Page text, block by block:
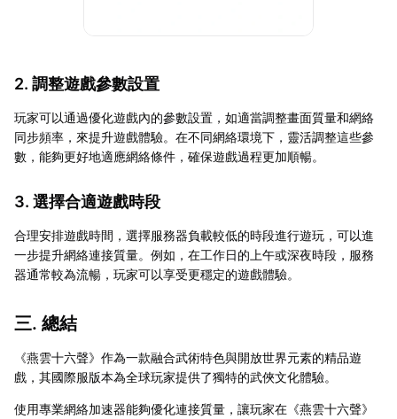
2. 調整遊戲參數設置
玩家可以通過優化遊戲內的參數設置，如適當調整畫面質量和網絡
同步頻率，來提升遊戲體驗。在不同網絡環境下，靈活調整這些參
數，能夠更好地適應網絡條件，確保遊戲過程更加順暢。
3. 選擇合適遊戲時段
合理安排遊戲時間，選擇服務器負載較低的時段進行遊玩，可以進
一步提升網絡連接質量。例如，在工作日的上午或深夜時段，服務
器通常較為流暢，玩家可以享受更穩定的遊戲體驗。
三. 總結
《燕雲十六聲》作為一款融合武術特色與開放世界元素的精品遊
戲，其國際服版本為全球玩家提供了獨特的武俠文化體驗。
使用專業網絡加速器能夠優化連接質量，讓玩家在《燕雲十六聲》